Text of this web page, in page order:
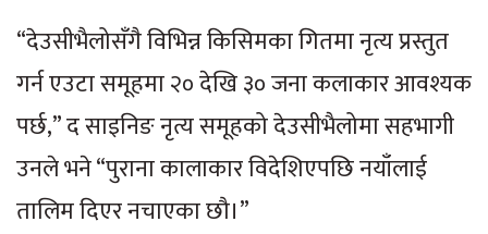
“देउसीभैलोसँगै विभिन्न किसिमका गितमा नृत्य प्रस्तुत
गर्न एउटा समूहमा २० देखि ३० जना कलाकार आवश्यक
पर्छ,” द साइनिङ नृत्य समूहको देउसीभैलोमा सहभागी
उनले भने “पुराना कालाकार विदेशिएपछि नयाँलाई
तालिम दिएर नचाएका छौ।”